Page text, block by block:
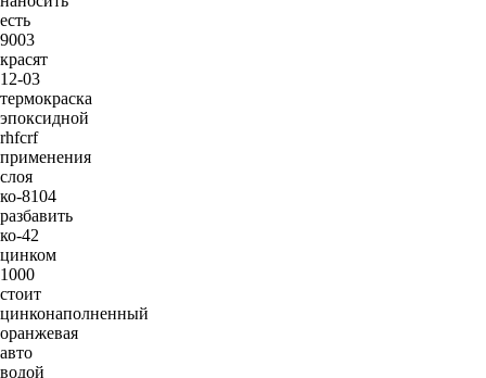
есть
9003
красят
12-03
термокраска
эпоксидной
rhfcrf
применения
слоя
ко-8104
разбавить
ко-42
цинком
1000
стоит
цинконаполненный
оранжевая
авто
водой